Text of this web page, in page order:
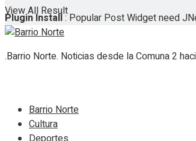
View All Result
Plugin Install: Popular Post Widget need
.Barrio Norte. Noticias desde la Comuna 2
Barrio Norte
Cultura